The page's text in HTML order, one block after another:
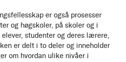
er også prosesser
og høgskoler, på skoler og i
elever, studenter og deres lærere,
er delt i to deler og inneholder
om hvordan ulike nivåer i